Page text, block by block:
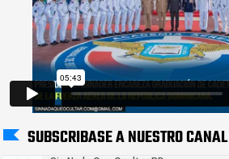
SUBSCRIBASE A NUESTRO CANAL